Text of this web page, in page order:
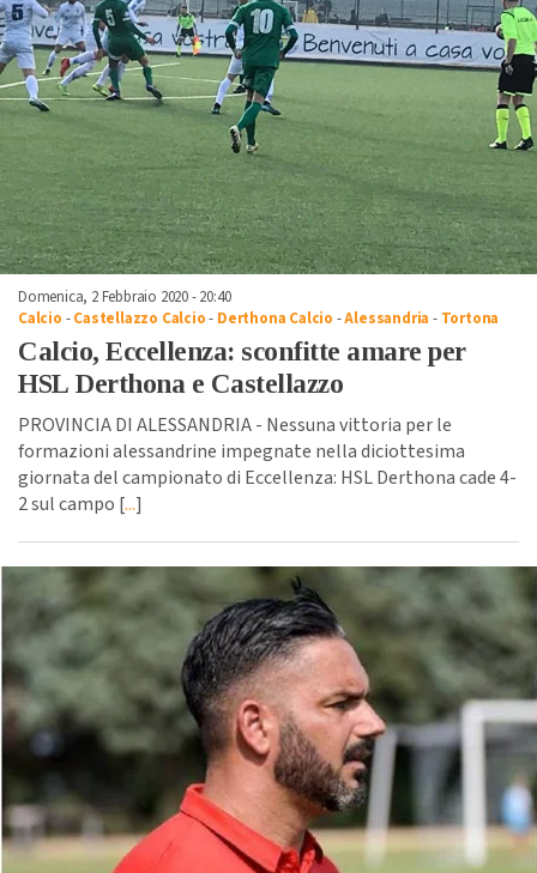
Domenica, 2 Febbraio 2020 - 20:40
Calcio -Castellazzo Calcio- Derthona Calcio -Alessandria - Tortona
Calcio, Eccellenza: sconfitte amare per
HSL Derthona e Castellazzo
PROVINCIA DI ALESSANDRIA - Nessuna vittoria per le
formazioni alessandrine impegnate nella diciottesima
giornata del campionato di Eccellenza: HSL Derthona cade 4-
2 sul campo [...]